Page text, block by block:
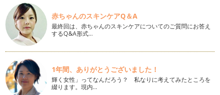
はじめましょ♪木の実で秋から冬支度
９月 長月。空気が澄んで空が高くなり、一面にうろこ雲が
広が…
いい香り！フレッシュハーブのある夏
７月 文月。梅雨明けしたところ、セミの声が聞こえ始めて
いる…
きらきら！宝石みたいな実はいかが？
梅雨の頃はひんやり・しっとりと過ごし…
赤ちゃんのスキンケアQ＆A
最終回は、赤ちゃんのスキンケアについてのご質問にお答え
するQ&A形式…
1年間、ありがとうございました！
輝く女性」ってなんだろう？ 私なりに考えてみたところを
綴ります。現内…